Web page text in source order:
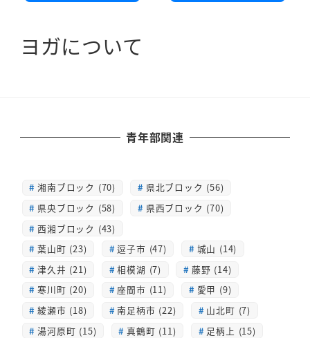
ヨガについて
青年部関連
湘南ブロック (70)
県北ブロック (56)
県央ブロック (58)
県西ブロック (70)
西湘ブロック (43)
葉山町 (23)
逗子市 (47)
城山 (14)
津久井 (21)
相模湖 (7)
藤野 (14)
寒川町 (20)
座間市 (11)
愛甲 (9)
綾瀬市 (18)
南足柄市 (22)
山北町 (7)
湯河原町 (15)
真鶴町 (11)
足柄上 (15)